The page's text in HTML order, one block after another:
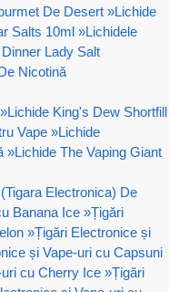
De Desert »Lichide
Salts 10ml »Lichidele
Lady Salt
Nicotină
»Lichide King's Dew Shortfill
Vape »Lichide
»Lichide The Vaping Giant
Electronica) De
Banana Ice »Țigări
»Țigări Electronice și
și Vape-uri cu Capsuni
cu Cherry Ice »Țigări